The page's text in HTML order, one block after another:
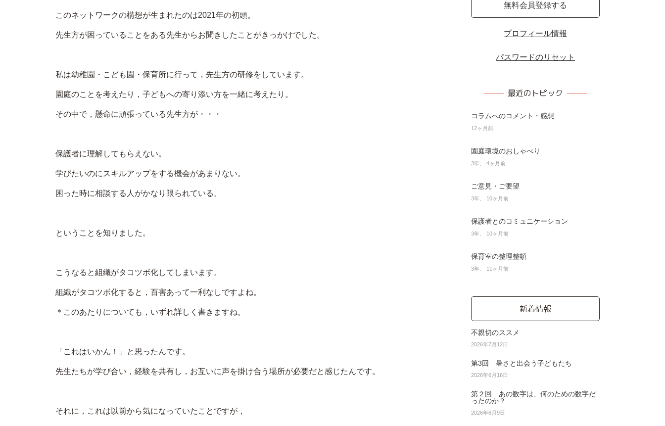
このネットワークの構想が生まれたのは2021年の初頭。
先生方が困っていることをある先生からお聞きしたことがきっかけでした。
私は幼稚園・こども園・保育所に行って，先生方の研修をしています。
園庭のことを考えたり，子どもへの寄り添い方を一緒に考えたり。
その中で，懸命に頑張っている先生方が・・・
保護者に理解してもらえない。
学びたいのにスキルアップをする機会があまりない。
困った時に相談する人がかなり限られている。
ということを知りました。
こうなると組織がタコツボ化してしまいます。
組織がタコツボ化すると，百害あって一利なしですよね。
＊このあたりについても，いずれ詳しく書きますね。
「これはいかん！」と思ったんです。
先生たちが学び合い，経験を共有し，お互いに声を掛け合う場所が必要だと感じたんです。
それに，これは以前から気になっていたことですが，
無料会員登録する
プロフィール情報
パスワードのリセット
最近のトピック
コラムへのコメント・感想
12ヶ月前
園庭環境のおしゃべり
3年、 4ヶ月前
ご意見・ご要望
3年、 10ヶ月前
保護者とのコミュニケーション
3年、 10ヶ月前
保育室の整理整頓
3年、 11ヶ月前
新着情報
不親切のススメ
2026年7月12日
第3回 暑さと出会う子どもたち
2026年6月16日
第２回 あの数字は、何のための数字だ
ったのか？
2026年6月9日